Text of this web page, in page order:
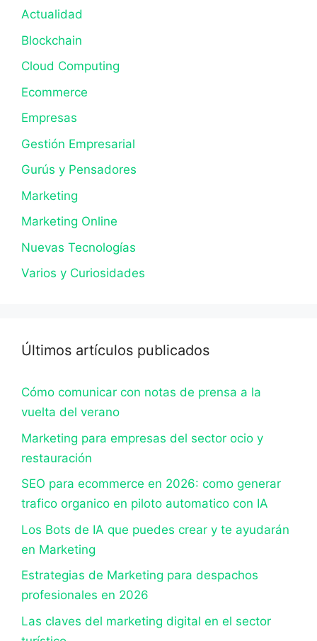
Actualidad
Blockchain
Cloud Computing
Ecommerce
Empresas
Gestión Empresarial
Gurús y Pensadores
Marketing
Marketing Online
Nuevas Tecnologías
Varios y Curiosidades
Últimos artículos publicados
Cómo comunicar con notas de prensa a la
vuelta del verano
Marketing para empresas del sector ocio y
restauración
SEO para ecommerce en 2026: como generar
trafico organico en piloto automatico con IA
Los Bots de IA que puedes crear y te ayudarán
en Marketing
Estrategias de Marketing para despachos
profesionales en 2026
Las claves del marketing digital en el sector